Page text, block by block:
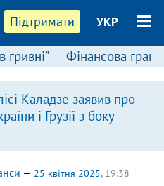
Підтримати УКР
гривні” Фінансова
Каладзе заявив про
і Грузії з боку
— 25 квітня 2025, 19:38